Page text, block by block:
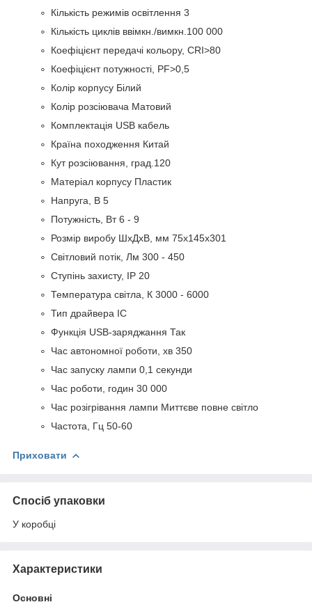
Кількість режимів освітлення 3
Кількість циклів ввімкн./вимкн.100 000
Коефіцієнт передачі кольору, CRI>80
Коефіцієнт потужності, PF>0,5
Колір корпусу Білий
Колір розсіювача Матовий
Комплектація USB кабель
Країна походження Китай
Кут розсіювання, град.120
Матеріал корпусу Пластик
Напруга, В 5
Потужність, Вт 6 - 9
Розмір виробу ШхДхВ, мм 75х145х301
Світловий потік, Лм 300 - 450
Ступінь захисту, IP 20
Температура світла, К 3000 - 6000
Тип драйвера IC
Функція USB-заряджання Так
Час автономної роботи, хв 350
Час запуску лампи 0,1 секунди
Час роботи, годин 30 000
Час розігрівання лампи Миттєве повне світло
Частота, Гц 50-60
Приховати
Спосіб упаковки
У коробці
Характеристики
Основні